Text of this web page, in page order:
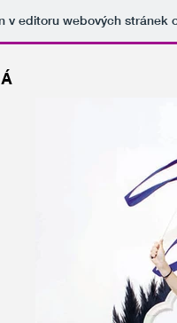
v editoru webových stránek